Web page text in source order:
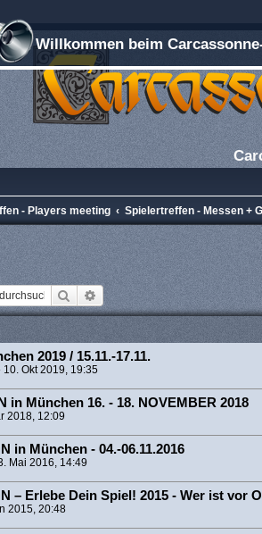
Willkommen beim
- Players meeting Spielertreffen - Messen +
Suche Erweiterte Suche
2019 / 15.11.-17.11.
10. Okt 2019, 19:35
in München 16. - 18. NOVEMBER 2018
2018, 12:09
in München - 04.-06.11.2016
Mai 2016, 14:49
– Erlebe Dein Spiel! 2015 - Wer ist vor
2015, 20:48